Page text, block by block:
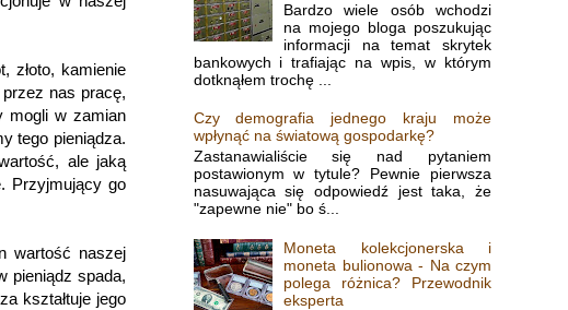
złoto, kamienie
nas pracę,
mogli w zamian
tego pieniądza.
ale jaką
Przyjmujący go
wartość naszej
pieniądz spada,
kształtuje jego
Bardzo wiele osób wchodzi
na mojego bloga poszukując
informacji na temat skrytek
bankowych i trafiając na wpis, w którym
dotknąłem trochę ...
Czy demografia jednego kraju może
wpłynąć na światową gospodarkę?
Zastanawialiście się nad pytaniem
postawionym w tytule? Pewnie pierwsza
nasuwająca się odpowiedź jest taka, że
"zapewne nie" bo ś...
Moneta kolekcjonerska i
moneta bulionowa - Na czym
polega różnica? Przewodnik
eksperta